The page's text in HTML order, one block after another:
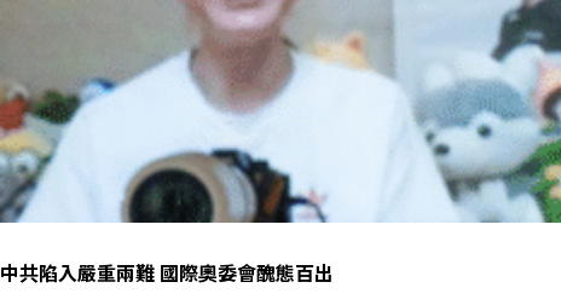
中共陷入嚴重兩難 國際奧委會醜態百出